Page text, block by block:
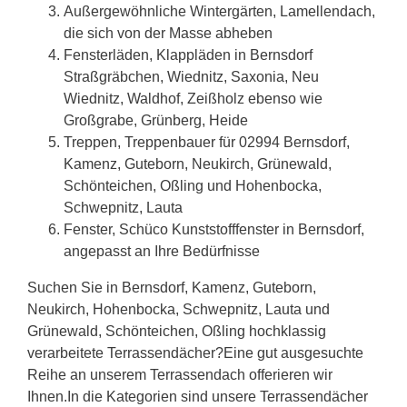
Außergewöhnliche Wintergärten, Lamellendach,
die sich von der Masse abheben
Fensterläden, Klappläden in Bernsdorf
Straßgräbchen, Wiednitz, Saxonia, Neu
Wiednitz, Waldhof, Zeißholz ebenso wie
Großgrabe, Grünberg, Heide
Treppen, Treppenbauer für 02994 Bernsdorf,
Kamenz, Guteborn, Neukirch, Grünewald,
Schönteichen, Oßling und Hohenbocka,
Schwepnitz, Lauta
Fenster, Schüco Kunststofffenster in Bernsdorf,
angepasst an Ihre Bedürfnisse
Suchen Sie in Bernsdorf, Kamenz, Guteborn,
Neukirch, Hohenbocka, Schwepnitz, Lauta und
Grünewald, Schönteichen, Oßling hochklassig
verarbeitete Terrassendächer?Eine gut ausgesuchte
Reihe an unserem Terrassendach offerieren wir
Ihnen.In die Kategorien sind unsere Terrassendächer